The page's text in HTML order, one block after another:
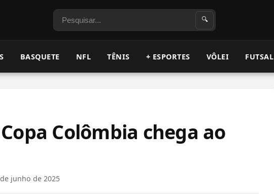
Pesquisar 🔍
BASQUETE NFL TÊNIS + ESPORTES VÔLEI FUTSAL
Colômbia chega ao
junho de 2025